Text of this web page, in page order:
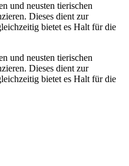
und neusten tierischen
Dieses dient zur
bietet es Halt für die
und neusten tierischen
Dieses dient zur
bietet es Halt für die